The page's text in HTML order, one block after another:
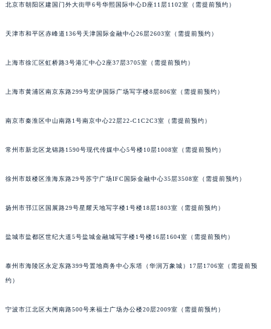
北京市朝阳区建国门外大街甲6号华熙国际中心D座11层1102室（需提前预约）
天津市和平区赤峰道136号天津国际金融中心26层2603室（需提前预约）
上海市徐汇区虹桥路3号港汇中心2座37层3705室（需提前预约）
上海市黄浦区南京东路299号宏伊国际广场写字楼8层806室（需提前预约）
南京市秦淮区中山南路1号南京中心22层22-C1C2C3室（需提前预约）
常州市新北区龙锦路1590号现代传媒中心5号楼10层1008室（需提前预约）
徐州市鼓楼区淮海东路29号苏宁广场IFC国际金融中心35层3508室（需提前预约）
扬州市邗江区国展路29号星耀天地写字楼1号楼18层1803室（需提前预约）
盐城市盐都区世纪大道5号盐城金融城写字楼1号楼16层1604室（需提前预约）
泰州市海陵区永定东路399号置地商务中心东塔（华润万象城）17层1706室（需提前预
约）
宁波市江北区大闸南路500号来福士广场办公楼20层2009室（需提前预约）